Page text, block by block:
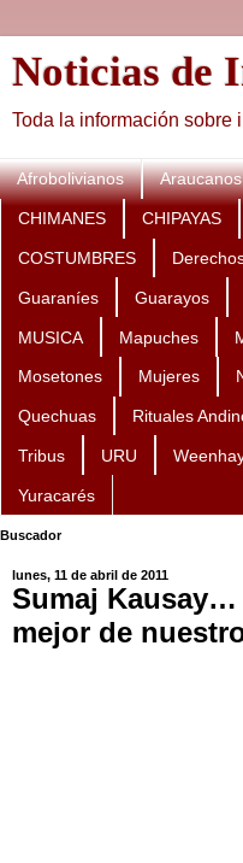
Noticias de
Toda la información sobre
Afrobolivianos Araucanos
CHIMANES CHIPAYAS
COSTUMBRES
Guaraníes Guarayos
MUSICA Mapuches
Mosetones Mujeres
Quechuas Rituales
Tribus URU
Yuracarés
Buscador
lunes, 11 de abril de 2011
Sumaj
mejor de